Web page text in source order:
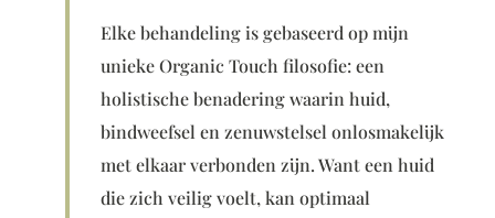
Elke behandeling is gebaseerd op mijn
unieke Organic Touch filosofie: een
holistische benadering waarin huid,
bindweefsel en zenuwstelsel onlosmakelijk
met elkaar verbonden zijn. Want een huid
die zich veilig voelt, kan optimaal